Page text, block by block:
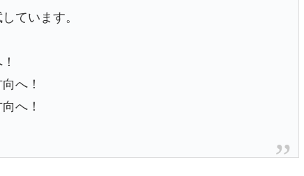
ています。
へ！
へ！